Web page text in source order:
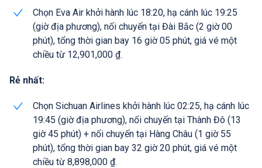
Chọn Eva Air khởi hành lúc 18:20, hạ cánh lúc 19:25
(giờ địa phương), nối chuyến tại Đài Bắc (2 giờ 00
phút), tổng thời gian bay 16 giờ 05 phút, giá vé một
chiều từ 12,901,000 ₫.
Rẻ nhất:
Chọn Sichuan Airlines khởi hành lúc 02:25, hạ cánh lúc
19:45 (giờ địa phương), nối chuyến tại Thành Đô (13
giờ 45 phút) + nối chuyến tại Hàng Châu (1 giờ 55
phút), tổng thời gian bay 32 giờ 20 phút, giá vé một
chiều từ 8,898,000 ₫.